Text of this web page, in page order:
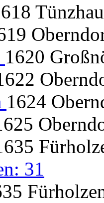
1620
1624
31